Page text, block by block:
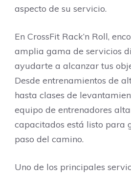
aspecto de su servicio.
En CrossFit Rack’n Roll,
amplia gama de servicios
ayudarte a alcanzar tus
Desde entrenamientos de
hasta clases de
equipo de entrenadores
capacitados está listo para
paso del camino.
Uno de los principales